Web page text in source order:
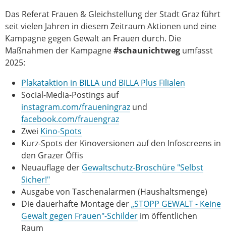
Das Referat Frauen & Gleichstellung der Stadt Graz führt
seit vielen Jahren in diesem Zeitraum Aktionen und eine
Kampagne gegen Gewalt an Frauen durch. Die
Maßnahmen der Kampagne#schaunichtweg umfasst
2025:
Plakataktion in BILLA und BILLA Plus Filialen
Social-Media-Postings auf
instagram.com/fraueningraz und
facebook.com/frauengraz
Zwei Kino-Spots
Kurz-Spots der Kinoversionen auf den Infoscreens in
den Grazer Öffis
Neuauflage der Gewaltschutz-Broschüre "Selbst
Sicher!"
Ausgabe von Taschenalarmen (Haushaltsmenge)
Die dauerhafte Montage der„STOPP GEWALT - Keine
Gewalt gegen Frauen"-Schilder im öffentlichen
Raum